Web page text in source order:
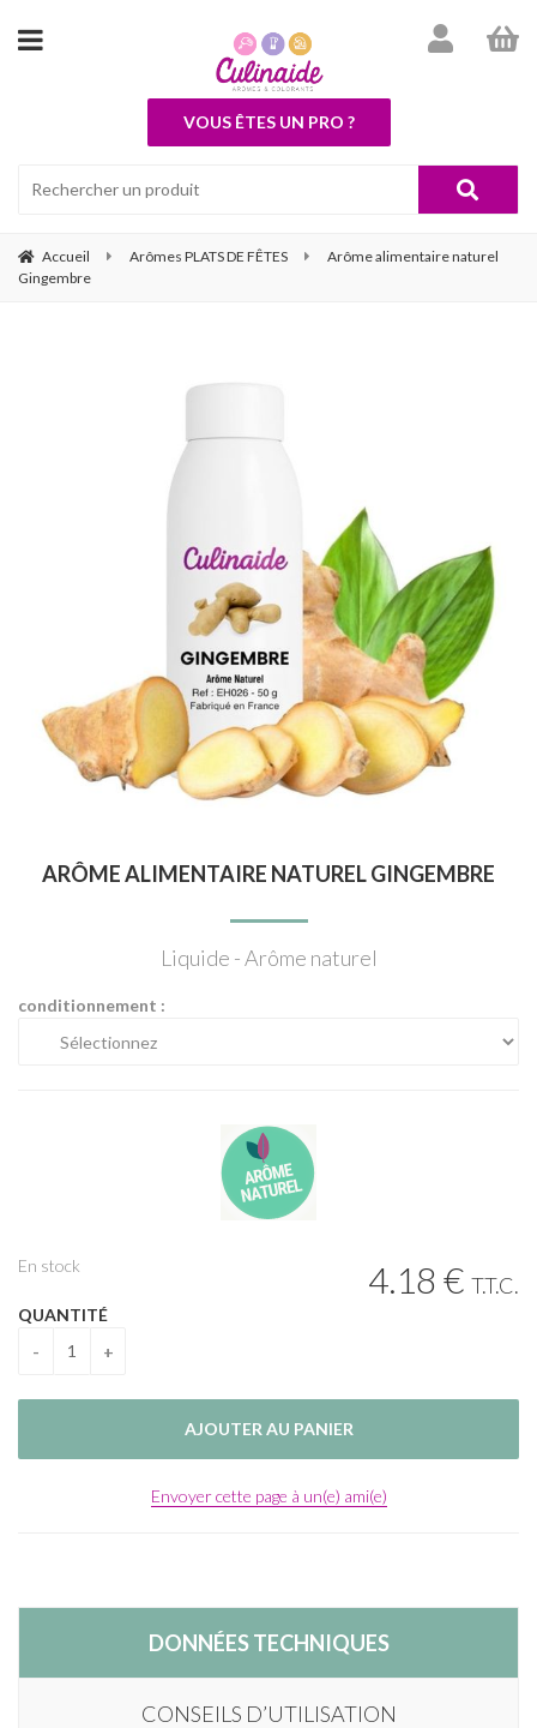
VOUS ÊTES UN PRO ?
Accueil Arômes PLATS DE FÊTES
Arôme alimentaire naturel
Gingembre
ARÔME ALIMENTAIRE NATUREL GINGEMBRE
Liquide - Arôme naturel
conditionnement :
4.18 € T.T.C.
En stock
QUANTITÉ
Envoyer cette page à un(e) ami(e)
DONNÉES TECHNIQUES
CONSEILS D’UTILISATION